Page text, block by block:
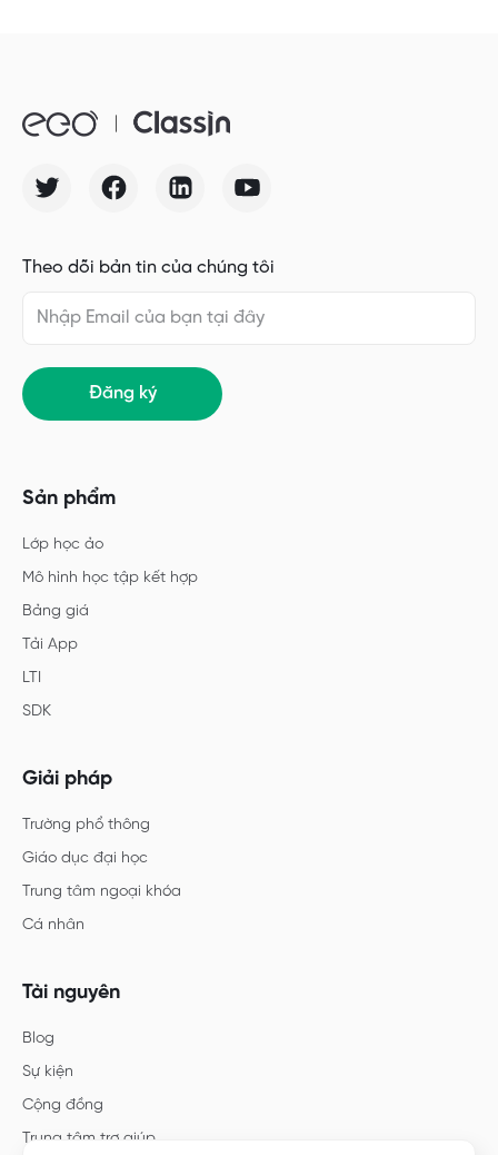
Theo dõi bản tin của chúng tôi
Đăng ký
Sản phẩm
Lớp học ảo
Mô hình học tập kết hợp
Bảng giá
Tải App
LTI
SDK
Giải pháp
Trường phổ thông
Giáo dục đại học
Trung tâm ngoại khóa
Cá nhân
Tài nguyên
Blog
Sự kiện
Cộng đồng
Trung tâm trợ giúp